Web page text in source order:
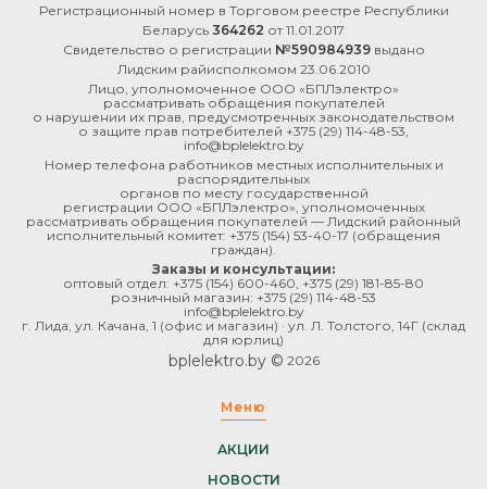
Регистрационный номер в Торговом реестре Республики
Беларусь 364262 от 11.01.2017
Свидетельство о регистрации №590984939выдано
Лидским райисполкомом 23.06.2010
Лицо, уполномоченное ООО «БПЛэлектро»
рассматривать обращения покупателей
о нарушении их прав, предусмотренных законодательством
о защите прав потребителей +375 (29) 114-48-53
info@bplelektro.by
Номер телефона работников местных исполнительных и
распорядительных
органов по месту государственной
регистрации ООО «БПЛэлектро», уполномоченных
рассматривать обращения покупателей — Лидский районный
исполнительный комитет: +375 (154) 53-40-17 (обращения
граждан).
Заказы и консультации:
оптовый отдел: +375 (154) 600-460 +375 (29) 181-85-80
розничный магазин: +375 (29) 114-48-53
info@bplelektro.by
г. Лида, ул. Качана, 1 (офис и магазин) · ул. Л. Толстого, 14Г (склад
для юрлиц)
bplelektro.by © 2026
Меню
АКЦИИ
НОВОСТИ